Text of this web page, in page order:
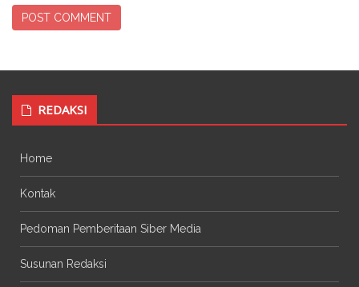
REDAKSI
Home
Kontak
Pedoman Pemberitaan Siber Media
Susunan Redaksi